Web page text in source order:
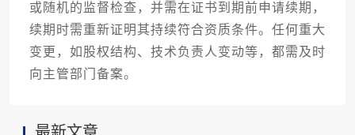
或随机的监督检查，并需在证书到期前申请续期，
续期时需重新证明其持续符合资质条件。任何重大
变更，如股权结构、技术负责人变动等，都需及时
向主管部门备案。